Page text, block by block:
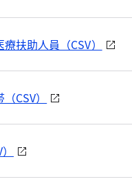
扶助人員（CSV）
CSV）